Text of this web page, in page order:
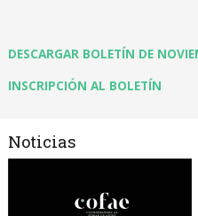
DESCARGAR BOLETÍN DE
INSCRIPCIÓN AL BOLETÍN
Noticias